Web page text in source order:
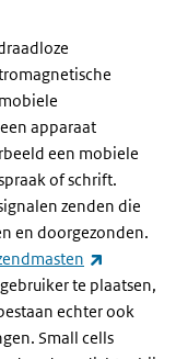
apparaat
een mobiele
of schrift.
zenden die
en doorgezonden.
te plaatsen,
echter ook
Small cells